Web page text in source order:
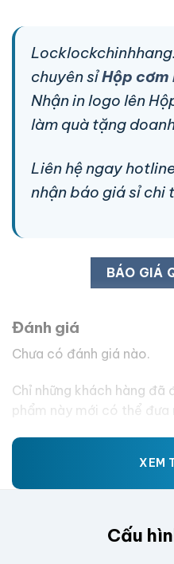
chuyên sỉHộp
Nhận in logo lên
làm quà tặng
Liên hệ ngay
nhận báo giá sỉ chi
BÁO GIÁ
Đánh giá
Chưa có đánh giá nào.
Chỉ những khách hàng đã
phẩm này mới có thể đưa
XEM
Cấu